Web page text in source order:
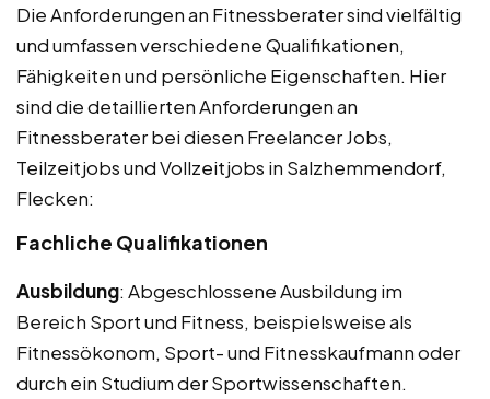
Die Anforderungen an Fitnessberater sind vielfältig
und umfassen verschiedene Qualifikationen,
Fähigkeiten und persönliche Eigenschaften. Hier
sind die detaillierten Anforderungen an
Fitnessberater bei diesen Freelancer Jobs,
Teilzeitjobs und Vollzeitjobs in Salzhemmendorf,
Flecken:
Fachliche Qualifikationen
Ausbildung: Abgeschlossene Ausbildung im
Bereich Sport und Fitness, beispielsweise als
Fitnessökonom, Sport- und Fitnesskaufmann oder
durch ein Studium der Sportwissenschaften.